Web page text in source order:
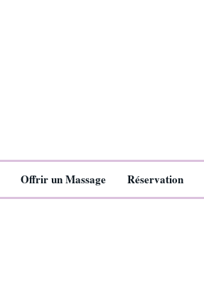
Offrir un Massage Réservation